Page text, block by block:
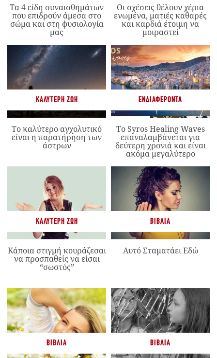
Τα 4 είδη συναισθημάτων
που επιδρούν άμεσα στο
σώμα και στη φυσιολογία
μας
Οι σχέσεις θέλουν χέρια
ενωμένα, ματιές καθαρές
και καρδιά έτοιμη να
μοιραστεί
ΚΑΛΎΤΕΡΗ ΖΩΉ
Το καλύτερο αγχολυτικό
είναι η παρατήρηση των
άστρων
ΕΝΔΙΑΦΈΡΟΝΤΑ
Το Syros Healing Waves
επαναλαμβάνεται για
δεύτερη χρονιά και είναι
ακόμα μεγαλύτερο
ΚΑΛΎΤΕΡΗ ΖΩΉ
Κάποια στιγμή κουράζεσαι
να προσπαθείς να είσαι
“σωστός”
ΒΙΒΛΊΑ
Αυτό Σταματάει Εδώ
ΒΙΒΛΊΑ ΒΙΒΛΊΑ